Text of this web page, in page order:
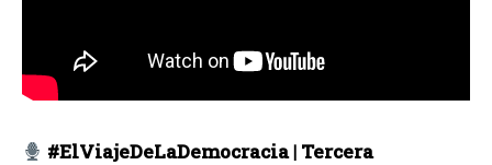
#ElViajeDeLaDemocracia | Tercera